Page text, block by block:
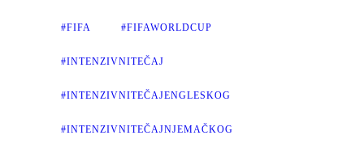
#FIFA #FIFAWORLDCUP
#INTENZIVNITEČAJ
#INTENZIVNITEČAJENGLESKOG
#INTENZIVNITEČAJNJEMAČKOG